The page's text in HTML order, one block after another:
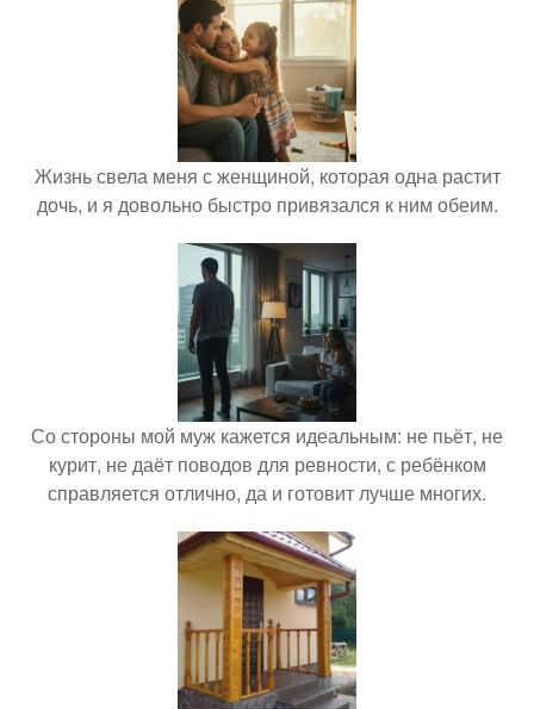
Жизнь свела меня с женщиной, которая одна растит
дочь, и я довольно быстро привязался к ним обеим.
Со стороны мой муж кажется идеальным: не пьёт, не
курит, не даёт поводов для ревности, с ребёнком
справляется отлично, да и готовит лучше многих.